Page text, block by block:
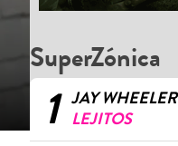
SuperZónica
1 JAY WHEELER
LEJITOS